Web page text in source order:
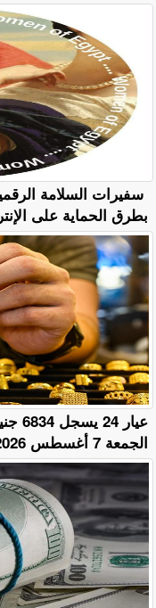
سفيرات السلامة
بطرق الحماية على
الجمعة 7 أغسطس 2026